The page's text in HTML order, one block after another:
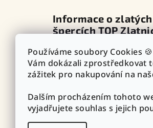
Používáme soubory Cookies
Vám dokázali zprostředkovat
zážitek pro nakupování na
Dalším procházením tohoto
vyjadřujete souhlas s jejich
Informace o zlatých
špercích TOP
Průvodce
náušnic
Vazby - vzory